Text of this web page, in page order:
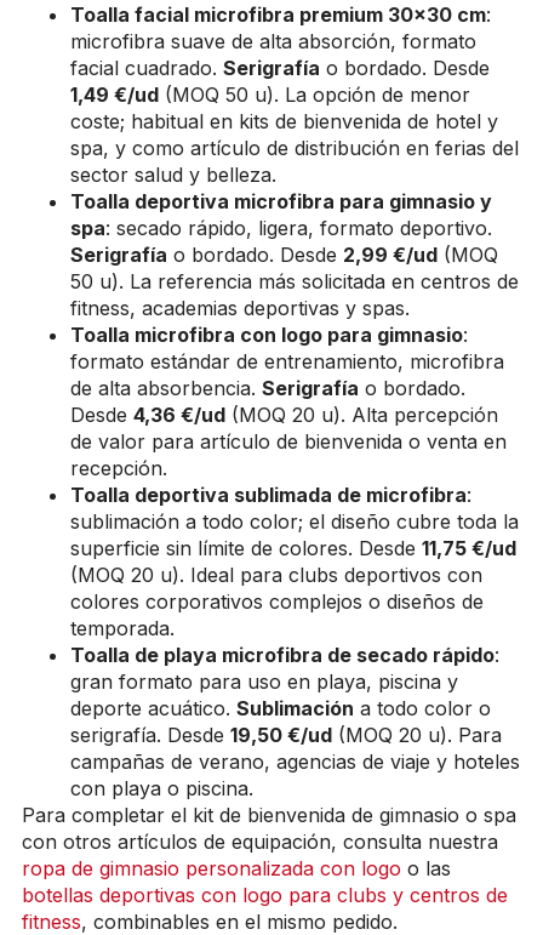
Toalla facial microfibra premium 30×30 cm:
microfibra suave de alta absorción, formato
facial cuadrado. Serigrafía o bordado. Desde
1,49 €/ud(MOQ 50 u). La opción de menor
coste; habitual en kits de bienvenida de hotel y
spa, y como artículo de distribución en ferias del
sector salud y belleza.
Toalla deportiva microfibra para gimnasio y
spa: secado rápido, ligera, formato deportivo.
Serigrafía o bordado. Desde 2,99 €/ud(MOQ
50 u). La referencia más solicitada en centros de
fitness, academias deportivas y spas.
Toalla microfibra con logo para gimnasio:
formato estándar de entrenamiento, microfibra
de alta absorbencia. Serigrafía o bordado.
Desde 4,36 €/ud(MOQ 20 u). Alta percepción
de valor para artículo de bienvenida o venta en
recepción.
Toalla deportiva sublimada de microfibra:
sublimación a todo color; el diseño cubre toda la
superficie sin límite de colores. Desde 11,75 €/ud
(MOQ 20 u). Ideal para clubs deportivos con
colores corporativos complejos o diseños de
temporada.
Toalla de playa microfibra de secado rápido:
gran formato para uso en playa, piscina y
deporte acuático. Sublimación a todo color o
serigrafía. Desde 19,50 €/ud(MOQ 20 u). Para
campañas de verano, agencias de viaje y hoteles
con playa o piscina.
Para completar el kit de bienvenida de gimnasio o spa
con otros artículos de equipación, consulta nuestra
ropa de gimnasio personalizada con logo o las
botellas deportivas con logo para clubs y centros de
fitness, combinables en el mismo pedido.